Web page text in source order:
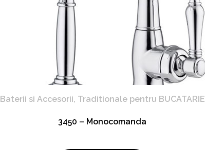
Baterii si Accesorii, Traditionale pentru BUCATARIE
3450 – Monocomanda